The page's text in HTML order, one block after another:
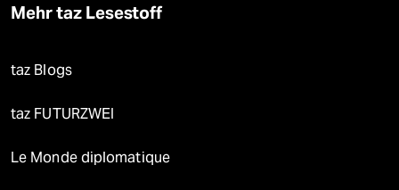
Mehr taz Lesestoff
taz Blogs
taz FUTURZWEI
Le Monde diplomatique